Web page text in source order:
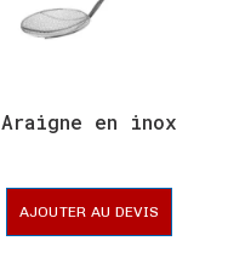
Araigne en inox
AJOUTER AU DEVIS